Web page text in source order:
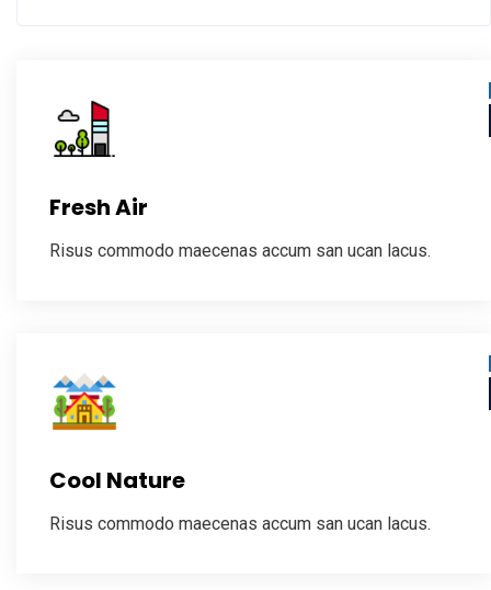
Fresh Air
Risus commodo maecenas accum san ucan lacus.
Cool Nature
Risus commodo maecenas accum san ucan lacus.